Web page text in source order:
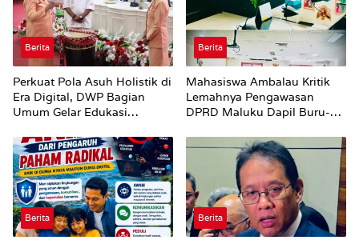
Berita
Perkuat Pola Asuh Holistik di
Era Digital, DWP Bagian
Umum Gelar Edukasi
Berita
Mahasiswa Ambalau Kritik
Lemahnya Pengawasan
DPRD Maluku Dapil Buru-
Perubahan Status Jalan
Berita Berita